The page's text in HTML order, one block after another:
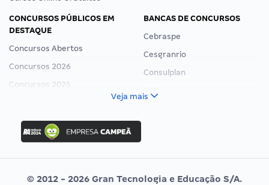
CONCURSOS PÚBLICOS EM
DESTAQUE
Concursos Abertos
Concursos 2026
Concursos 2025
Concurso Nacional Unificado
Concurso Ibama
Concurso MPU
Editais publicados
BANCAS DE CONCURSOS
Cebraspe
Cesgranrio
Consulplan
Vunesp
Veja mais
© 2012 - 2026 Gran Tecnologia e Educação S/A.